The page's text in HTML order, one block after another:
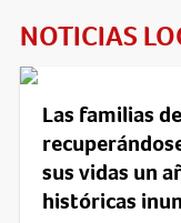
NOTICIAS
Las familias
sus vidas un
históricas